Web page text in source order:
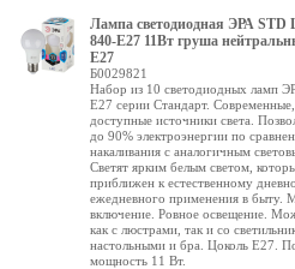
Лампа светодиодная ЭРА STD
840-E27 11Вт груша
Е27
Б0029821
Набор из 10 светодиодных ламп
E27 серии Стандарт.
доступные источники света.
до 90% электроэнергии по
накаливания с аналогичным
Светят ярким белым светом,
приближен к естественному
ежедневного применения в быту.
включение. Ровное освещение.
как с люстрами, так и со
настольными и бра. Цоколь Е27.
мощность 11 Вт.